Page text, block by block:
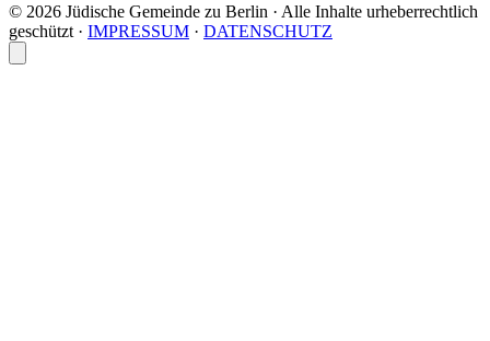
© 2026 Jüdische Gemeinde zu Berlin · Alle Inhalte urheberrechtlich
geschützt · IMPRESSUM · DATENSCHUTZ